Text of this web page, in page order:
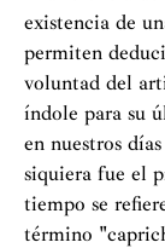
existencia de
permiten
voluntad del
índole para su
en nuestros
siquiera fue el
tiempo se
término